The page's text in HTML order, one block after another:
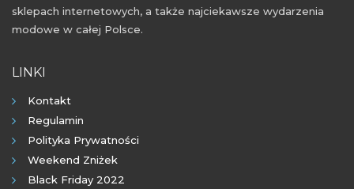
sklepach internetowych, a także najciekawsze wydarzenia
modowe w całej Polsce.
LINKI
Kontakt
Regulamin
Polityka Prywatności
Weekend Zniżek
Black Friday 2022